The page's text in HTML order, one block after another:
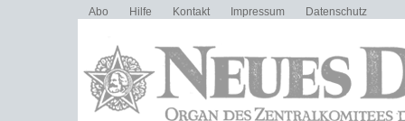
Abo Hilfe Kontakt Impressum Datenschutz